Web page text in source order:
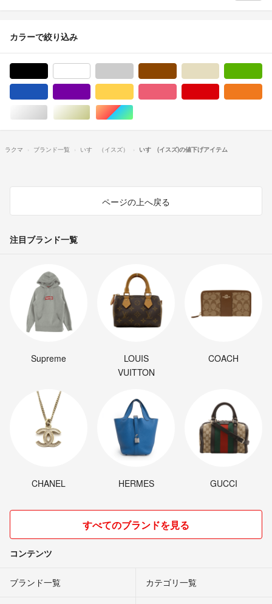
カラーで絞り込み
シルバー/銀色系ゴールド/金色系マルチカラー
ラクマ ブランド一覧 いすゞ（イスズ） いすゞ(イスズ)の値下げアイテム
ページの上へ戻る
注目ブランド一覧
Supreme
LOUIS
VUITTON
COACH
CHANEL HERMES GUCCI
すべてのブランドを見る
コンテンツ
ブランド一覧 カテゴリ一覧